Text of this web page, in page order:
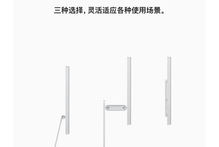
三种选择，灵活适应各种使用场景。